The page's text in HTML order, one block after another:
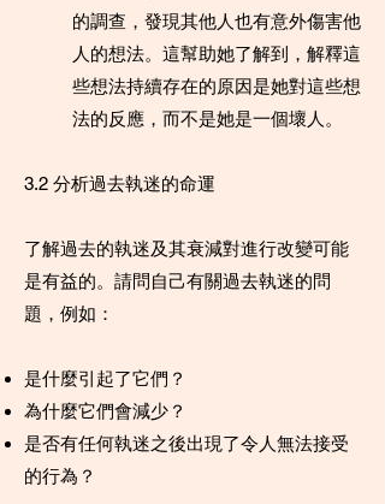
的調查，發現其他人也有意外傷害他
人的想法。這幫助她了解到，解釋這
些想法持續存在的原因是她對這些想
法的反應，而不是她是一個壞人。
3.2 分析過去執迷的命運
了解過去的執迷及其衰減對進行改變可能
是有益的。請問自己有關過去執迷的問
題，例如：
是什麼引起了它們？
為什麼它們會減少？
是否有任何執迷之後出現了令人無法接受
的行為？